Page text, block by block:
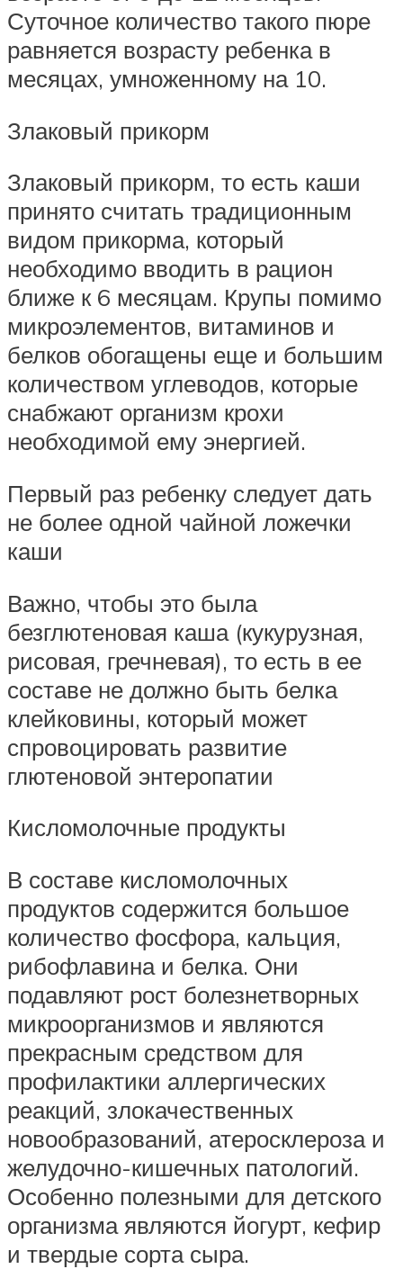
Суточное количество такого пюре
равняется возрасту ребенка в
месяцах, умноженному на 10.
Злаковый прикорм
Злаковый прикорм, то есть каши
принято считать традиционным
видом прикорма, который
необходимо вводить в рацион
ближе к 6 месяцам. Крупы помимо
микроэлементов, витаминов и
белков обогащены еще и большим
количеством углеводов, которые
снабжают организм крохи
необходимой ему энергией.
Первый раз ребенку следует дать
не более одной чайной ложечки
каши
Важно, чтобы это была
безглютеновая каша (кукурузная,
рисовая, гречневая), то есть в ее
составе не должно быть белка
клейковины, который может
спровоцировать развитие
глютеновой энтеропатии
Кисломолочные продукты
В составе кисломолочных
продуктов содержится большое
количество фосфора, кальция,
рибофлавина и белка. Они
подавляют рост болезнетворных
микроорганизмов и являются
прекрасным средством для
профилактики аллергических
реакций, злокачественных
новообразований, атеросклероза и
желудочно-кишечных патологий.
Особенно полезными для детского
организма являются йогурт, кефир
и твердые сорта сыра.